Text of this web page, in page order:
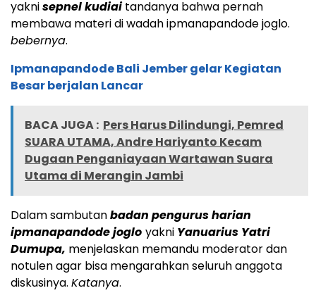
yaknisepnel kudiaitandanya bahwa pernah
membawa materi di wadah ipmanapandode joglo.
bebernya.
Ipmanapandode Bali Jember gelar Kegiatan
Besar berjalan Lancar
BACA JUGA : Pers Harus Dilindungi, Pemred
SUARA UTAMA, Andre Hariyanto Kecam
Dugaan Penganiayaan Wartawan Suara
Utama di Merangin Jambi
Dalam sambutanbadan pengurus harian
ipmanapandode joglo yakni Yanuarius Yatri
Dumupa, menjelaskan memandu moderator dan
notulen agar bisa mengarahkan seluruh anggota
diskusinya. Katanya.